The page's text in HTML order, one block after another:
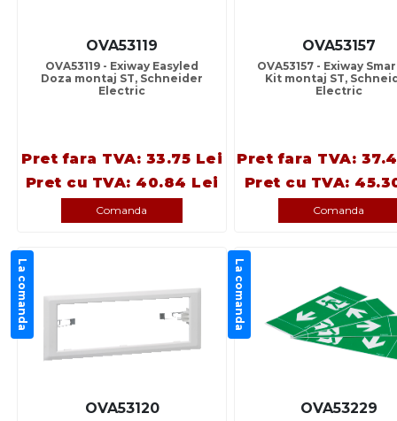
OVA53119
OVA53119 - Exiway Easyled
Doza montaj ST, Schneider
Electric
Pret fara TVA: 33.75 Lei
Pret cu TVA: 40.84 Lei
Comanda
OVA53157
OVA53157 - Exiway
Kit montaj ST,
Electric
Pret fara TVA:
Pret cu TVA:
Comanda
La comanda
OVA53120
La comanda
OVA53229